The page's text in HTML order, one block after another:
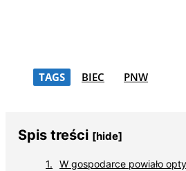
TAGS BIEC PNW
Spis treści [hide]
W gospodarce powiało